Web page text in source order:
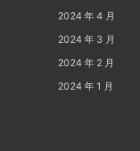
2024 年 4 月
2024 年 3 月
2024 年 2 月
2024 年 1 月